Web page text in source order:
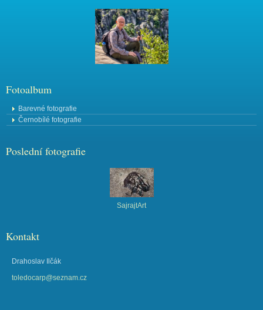
Fotoalbum
Barevné fotografie
Černobílé fotografie
Poslední fotografie
SajrajtArt
Kontakt
Drahoslav Ilčák
toledocarp@seznam.cz